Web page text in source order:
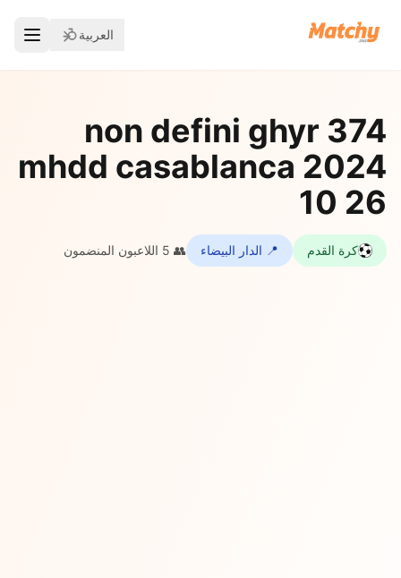
العربية
374 non defini ghyr
mhdd casablanca 2024
10 26
كرة القدم 📍 الدار البيضاء 👥 5 اللاعبون المنضمون